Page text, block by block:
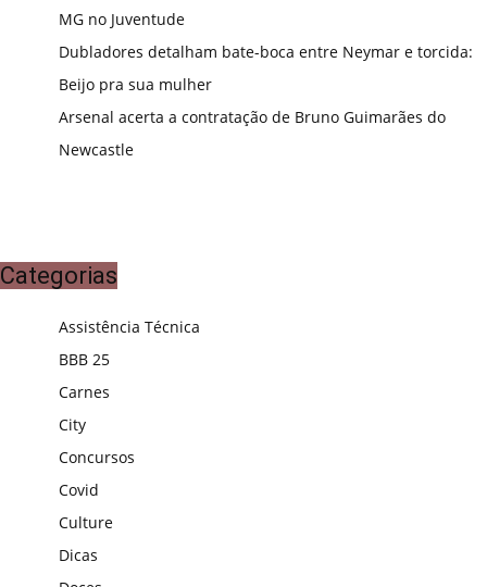
MG no Juventude
Dubladores detalham bate-boca entre Neymar e torcida:
Beijo pra sua mulher
Arsenal acerta a contratação de Bruno Guimarães do
Newcastle
Categorias
Assistência Técnica
BBB 25
Carnes
City
Concursos
Covid
Culture
Dicas